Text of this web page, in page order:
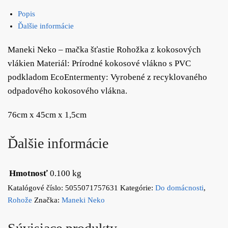
Popis
Ďalšie informácie
Maneki Neko – mačka šťastie Rohožka z kokosových
vlákien Materiál: Prírodné kokosové vlákno s PVC
podkladom EcoEntermenty: Vyrobené z recyklovaného
odpadového kokosového vlákna.
76cm x 45cm x 1,5cm
Ďalšie informácie
Hmotnosť 0.100 kg
Katalógové číslo: 5055071757631 Kategórie: Do domácnosti,
Rohože Značka: Maneki Neko